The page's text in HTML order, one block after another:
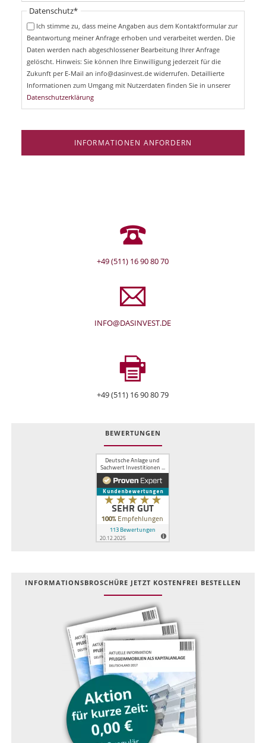
f
i
Pflichtfeld
Datenschutz*
Ich stimme zu, dass meine Angaben aus dem Kontaktformular zur
Beantwortung meiner Anfrage erhoben und verarbeitet werden. Die
Daten werden nach abgeschlossener Bearbeitung Ihrer Anfrage
gelöscht. Hinweis: Sie können Ihre Einwilligung jederzeit für die
Zukunft per E-Mail an info@dasinvest.de widerrufen. Detaillierte
Informationen zum Umgang mit Nutzerdaten finden Sie in unserer
Datenschutzerklärung
INFORMATIONEN ANFORDERN
+49 (511) 16 90 80 70
INFO@DASINVEST.DE
+49 (511) 16 90 80 79
BEWERTUNGEN
INFOR­MATIONS­BROSCHÜRE JETZT KOSTEN­FREI BESTELLEN